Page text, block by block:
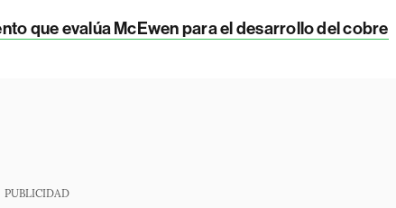
que evalúa McEwen para el desarrollo del cobre
PUBLICIDAD